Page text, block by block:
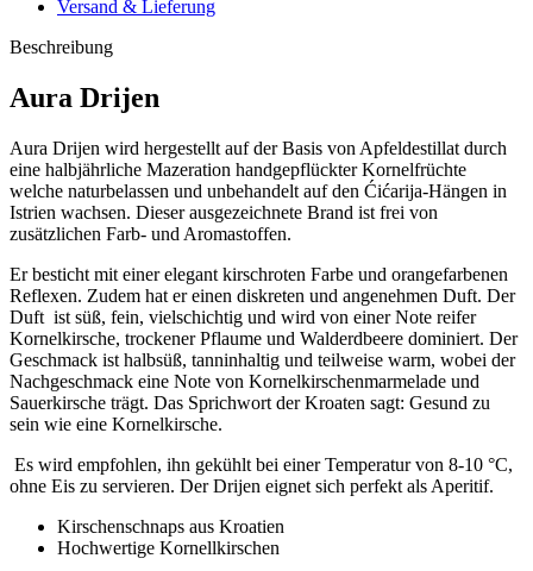
Versand & Lieferung
Beschreibung
Aura Drijen
Aura Drijen wird hergestellt auf der Basis von Apfeldestillat durch
eine halbjährliche Mazeration handgepflückter Kornelfrüchte
welche naturbelassen und unbehandelt auf den Ćićarija-Hängen in
Istrien wachsen. Dieser ausgezeichnete Brand ist frei von
zusätzlichen Farb- und Aromastoffen.
Er besticht mit einer elegant kirschroten Farbe und orangefarbenen
Reflexen. Zudem hat er einen diskreten und angenehmen Duft. Der
Duft ist süß, fein, vielschichtig und wird von einer Note reifer
Kornelkirsche, trockener Pflaume und Walderdbeere dominiert. Der
Geschmack ist halbsüß, tanninhaltig und teilweise warm, wobei der
Nachgeschmack eine Note von Kornelkirschenmarmelade und
Sauerkirsche trägt. Das Sprichwort der Kroaten sagt: Gesund zu
sein wie eine Kornelkirsche.
Es wird empfohlen, ihn gekühlt bei einer Temperatur von 8-10 °C,
ohne Eis zu servieren. Der Drijen eignet sich perfekt als Aperitif.
Kirschenschnaps aus Kroatien
Hochwertige Kornellkirschen